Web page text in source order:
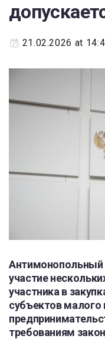
21.02.2026 at
Антимонопольный
участие
участника в
субъектов малого
требованиям